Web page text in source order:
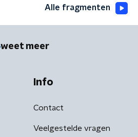
Alle fragmenten
weet meer
Info
Contact
Veelgestelde vragen